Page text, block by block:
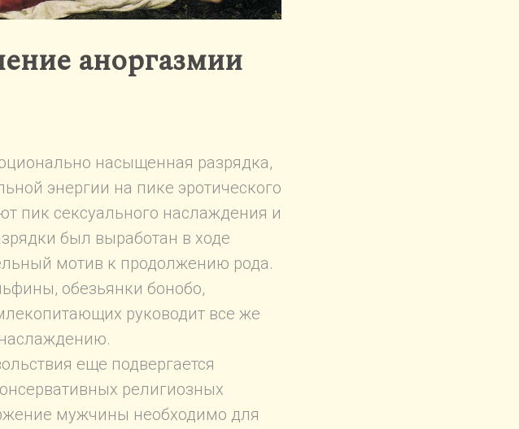
аноргазмии
насыщенная разрядка,
энергии на пике эротического
пик сексуального наслаждения и
был выработан в ходе
мотив к продолжению рода.
обезьянки бонобо,
руководит все же
еще подвергается
религиозных
мужчины необходимо для